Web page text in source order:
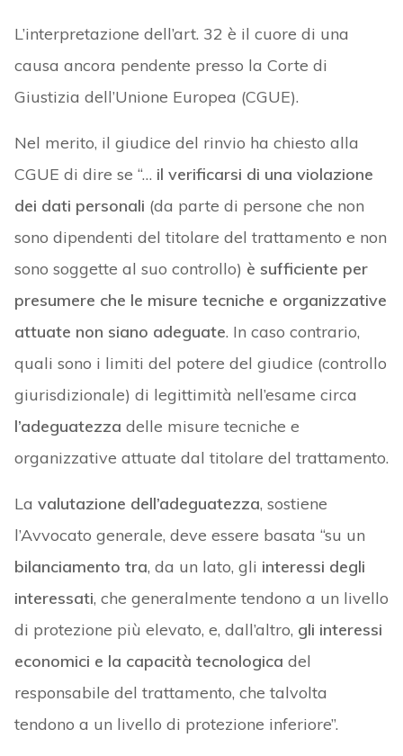
L’interpretazione dell’art. 32 è il cuore di una
causa ancora pendente presso la Corte di
Giustizia dell’Unione Europea (CGUE).
Nel merito, il giudice del rinvio ha chiesto alla
CGUE di dire se “… il verificarsi di una violazione
dei dati personali (da parte di persone che non
sono dipendenti del titolare del trattamento e non
sono soggette al suo controllo) è sufficiente per
presumere che le misure tecniche e organizzative
attuate non siano adeguate. In caso contrario,
quali sono i limiti del potere del giudice (controllo
giurisdizionale) di legittimità nell’esame circa
l’adeguatezza delle misure tecniche e
organizzative attuate dal titolare del trattamento.
La valutazione dell’adeguatezza, sostiene
l’Avvocato generale, deve essere basata “su un
bilanciamento tra, da un lato, gli interessi degli
interessati, che generalmente tendono a un livello
di protezione più elevato, e, dall’altro, gli interessi
economici e la capacità tecnologica del
responsabile del trattamento, che talvolta
tendono a un livello di protezione inferiore”.